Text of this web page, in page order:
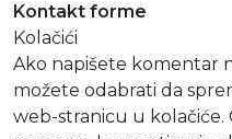
Kontakt forme
Kolačići
Ako napišete komentar
možete odabrati da
web-stranicu u kolačiće.